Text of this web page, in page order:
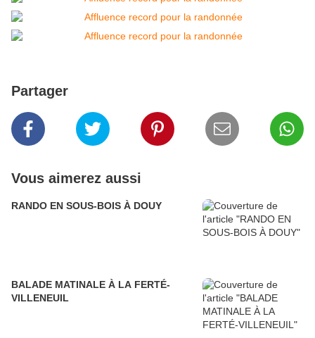
Partager
Vous aimerez aussi
RANDO EN SOUS-BOIS À DOUY
BALADE MATINALE À LA FERTÉ-
VILLENEUIL